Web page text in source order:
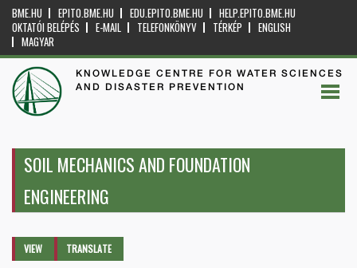
BME.HU EPITO.BME.HU EDU.EPITO.BME.HU
HELP.EPITO.BME.HU
OKTATÓI BELÉPÉS
E-MAIL TELEFONKÖNYV TÉRKÉP
ENGLISH
MAGYAR
KNOWLEDGE CENTRE FOR WATER SCIENCES
AND DISASTER PREVENTION
SOIL MECHANICS AND FOUNDATION
ENGINEERING
Primary tabs
VIEW (ACTIVETRANSLATE